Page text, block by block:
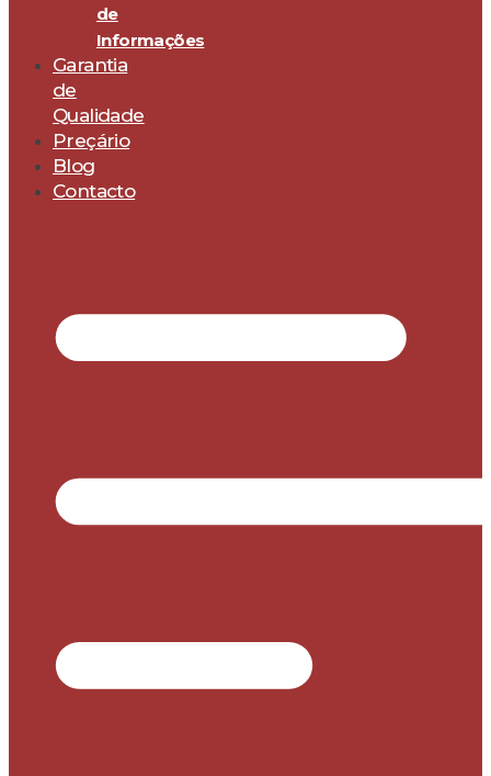
de
Informações
Garantia
de
Qualidade
Preçário
Blog
Contacto